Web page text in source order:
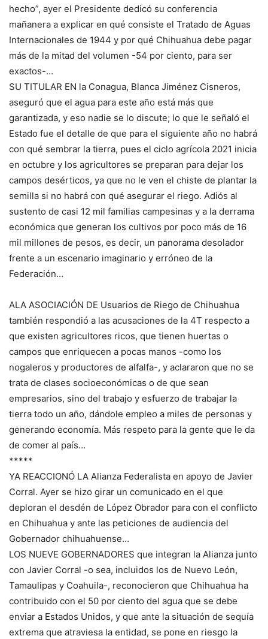
hecho”, ayer el Presidente dedicó su conferencia
mañanera a explicar en qué consiste el Tratado de Aguas
Internacionales de 1944 y por qué Chihuahua debe pagar
más de la mitad del volumen -54 por ciento, para ser
exactos-…
SU TITULAR EN la Conagua, Blanca Jiménez Cisneros,
aseguró que el agua para este año está más que
garantizada, y eso nadie se lo discute; lo que le señaló el
Estado fue el detalle de que para el siguiente año no habrá
con qué sembrar la tierra, pues el ciclo agrícola 2021 inicia
en octubre y los agricultores se preparan para dejar los
campos desérticos, ya que no le ven el chiste de plantar la
semilla si no habrá con qué asegurar el riego. Adiós al
sustento de casi 12 mil familias campesinas y a la derrama
económica que generan los cultivos por poco más de 16
mil millones de pesos, es decir, un panorama desolador
frente a un escenario imaginario y erróneo de la
Federación…
ALA ASOCIACIÓN DE Usuarios de Riego de Chihuahua
también respondió a las acusaciones de la 4T respecto a
que existen agricultores ricos, que tienen huertas o
campos que enriquecen a pocas manos -como los
nogaleros y productores de alfalfa-, y aclararon que no se
trata de clases socioeconómicas o de que sean
empresarios, sino del trabajo y esfuerzo de trabajar la
tierra todo un año, dándole empleo a miles de personas y
generando economía. Más respeto para la gente que le da
de comer al país…
*****
YA REACCIONÓ LA Alianza Federalista en apoyo de Javier
Corral. Ayer se hizo girar un comunicado en el que
deploran el desdén de López Obrador para con el conflicto
en Chihuahua y ante las peticiones de audiencia del
Gobernador chihuahuense…
LOS NUEVE GOBERNADORES que integran la Alianza junto
con Javier Corral -o sea, incluidos los de Nuevo León,
Tamaulipas y Coahuila-, reconocieron que Chihuahua ha
contribuido con el 50 por ciento del agua que se debe
enviar a Estados Unidos, y que ante la situación de sequía
extrema que atraviesa la entidad, se pone en riesgo la